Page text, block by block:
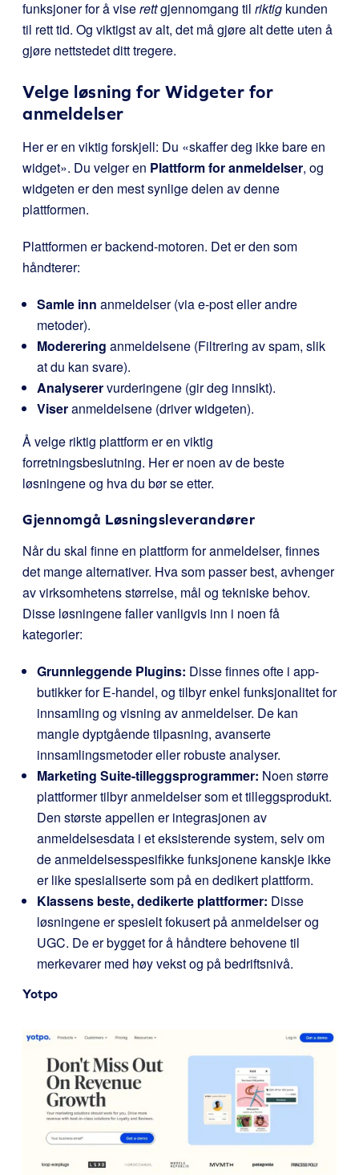
funksjoner for å viserettgjennomgang til riktig kunden
til rett tid. Og viktigst av alt, det må gjøre alt dette uten å
gjøre nettstedet ditt tregere.
Velge løsning for Widgeter for
anmeldelser
Her er en viktig forskjell: Du «skaffer deg ikke bare en
widget». Du velger en Plattform for anmeldelser, og
widgeten er den mest synlige delen av denne
plattformen.
Plattformen er backend-motoren. Det er den som
håndterer:
Samle inn anmeldelser (via e-post eller andre
metoder).
Moderering anmeldelsene (Filtrering av spam, slik
at du kan svare).
Analyserervurderingene (gir deg innsikt).
Viseranmeldelsene (driver widgeten).
Å velge riktig plattform er en viktig
forretningsbeslutning. Her er noen av de beste
løsningene og hva du bør se etter.
Gjennomgå Løsningsleverandører
Når du skal finne en plattform for anmeldelser, finnes
det mange alternativer. Hva som passer best, avhenger
av virksomhetens størrelse, mål og tekniske behov.
Disse løsningene faller vanligvis inn i noen få
kategorier:
Grunnleggende Plugins: Disse finnes ofte i app-
butikker for E-handel, og tilbyr enkel funksjonalitet for
innsamling og visning av anmeldelser. De kan
mangle dyptgående tilpasning, avanserte
innsamlingsmetoder eller robuste analyser.
Marketing Suite-tilleggsprogrammer: Noen større
plattformer tilbyr anmeldelser som et tilleggsprodukt.
Den største appellen er integrasjonen av
anmeldelsesdata i et eksisterende system, selv om
de anmeldelsesspesifikke funksjonene kanskje ikke
er like spesialiserte som på en dedikert plattform.
Klassens beste, dedikerte plattformer: Disse
løsningene er spesielt fokusert på anmeldelser og
UGC. De er bygget for å håndtere behovene til
merkevarer med høy vekst og på bedriftsnivå.
Yotpo